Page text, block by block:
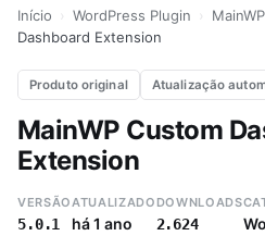
Início WordPress Plugin MainWP
Dashboard Extension
Produto original Atualização
MainWP Custom
Extension
VERSÃO
5.0.1
ATUALIZADO
há 1 ano
DOWNLOADS
2.624